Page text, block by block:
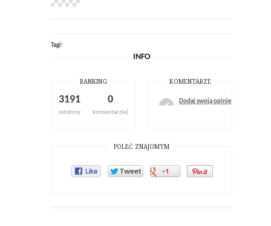
Tagi:
INFO
RANKING
3191
odsłony
0
komentarz(e)
KOMENTARZE
Dodaj swoją opinię
POLEĆ ZNAJOMYM